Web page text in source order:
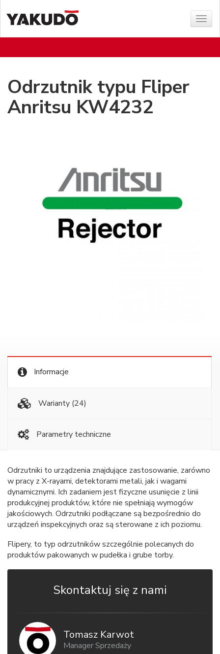
menu
Odrzutnik typu Fliper
Anritsu KW4232
Informacje
Warianty (24)
Parametry techniczne
Odrzutniki to urządzenia znajdujące zastosowanie, zarówno
w pracy z X-rayami, detektorami metali, jak i wagami
dynamicznymi. Ich zadaniem jest fizyczne usunięcie z linii
produkcyjnej produktów, które nie spełniają wymogów
jakościowych. Odrzutniki podłączane są bezpośrednio do
urządzeń inspekcyjnych oraz są sterowane z ich poziomu.
Flipery, to typ odrzutników szczególnie polecanych do
produktów pakowanych w pudełka i grube torby.
Skontaktuj się z nami
Tomasz Karwot
Manager Sprzedaży